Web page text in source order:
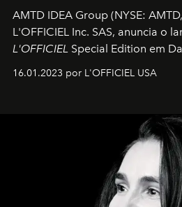
AMTD IDEA Group (NYSE:
L'OFFICIEL Inc. SAS, anuncia o
L'OFFICIEL Special Edition em
16.01.2023 por L'OFFICIEL USA